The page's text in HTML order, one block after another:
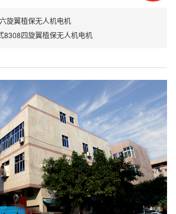
旋翼植保无人机电机
8308四旋翼植保无人机电机